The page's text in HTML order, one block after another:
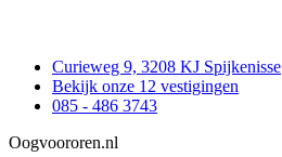
Curieweg 9, 3208 KJ Spijkenisse
Bekijk onze 12 vestigingen
085 - 486 3743
Oogvoororen.nl